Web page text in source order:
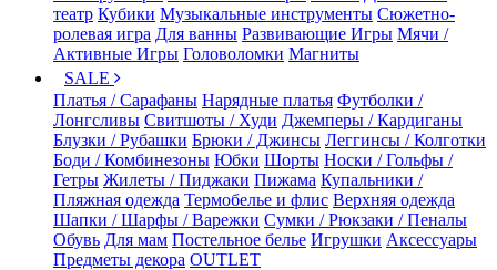
театр Кубики Музыкальные инструменты Сюжетно-
ролевая игра Для ванны Развивающие Игры Мячи /
Активные Игры Головоломки Магниты
SALE
Платья / Сарафаны Нарядные платья Футболки /
Лонгсливы Свитшоты / Худи Джемперы / Кардиганы
Блузки / Рубашки Брюки / Джинсы Леггинсы / Колготки
Боди / Комбинезоны Юбки Шорты Носки / Гольфы /
Гетры Жилеты / Пиджаки Пижама Купальники /
Пляжная одежда Термобелье и флис Верхняя одежда
Шапки / Шарфы / Варежки Сумки / Рюкзаки / Пеналы
Обувь Для мам Постельное белье Игрушки Аксессуары
Предметы декора OUTLET